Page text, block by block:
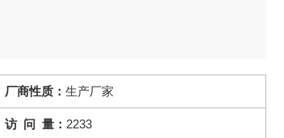
厂商性质： 生产厂家
访 问 量： 2233